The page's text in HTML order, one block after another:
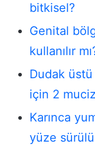
bitkisel?
Genital
kullanılır
Dudak
için 2
Karınca
yüze